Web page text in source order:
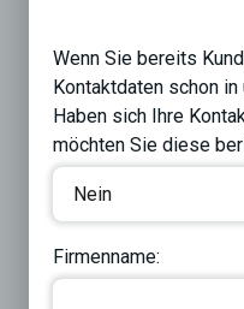
Wenn Sie bereits
Kontaktdaten schon
Haben sich Ihre
möchten Sie diese
Firmenname: